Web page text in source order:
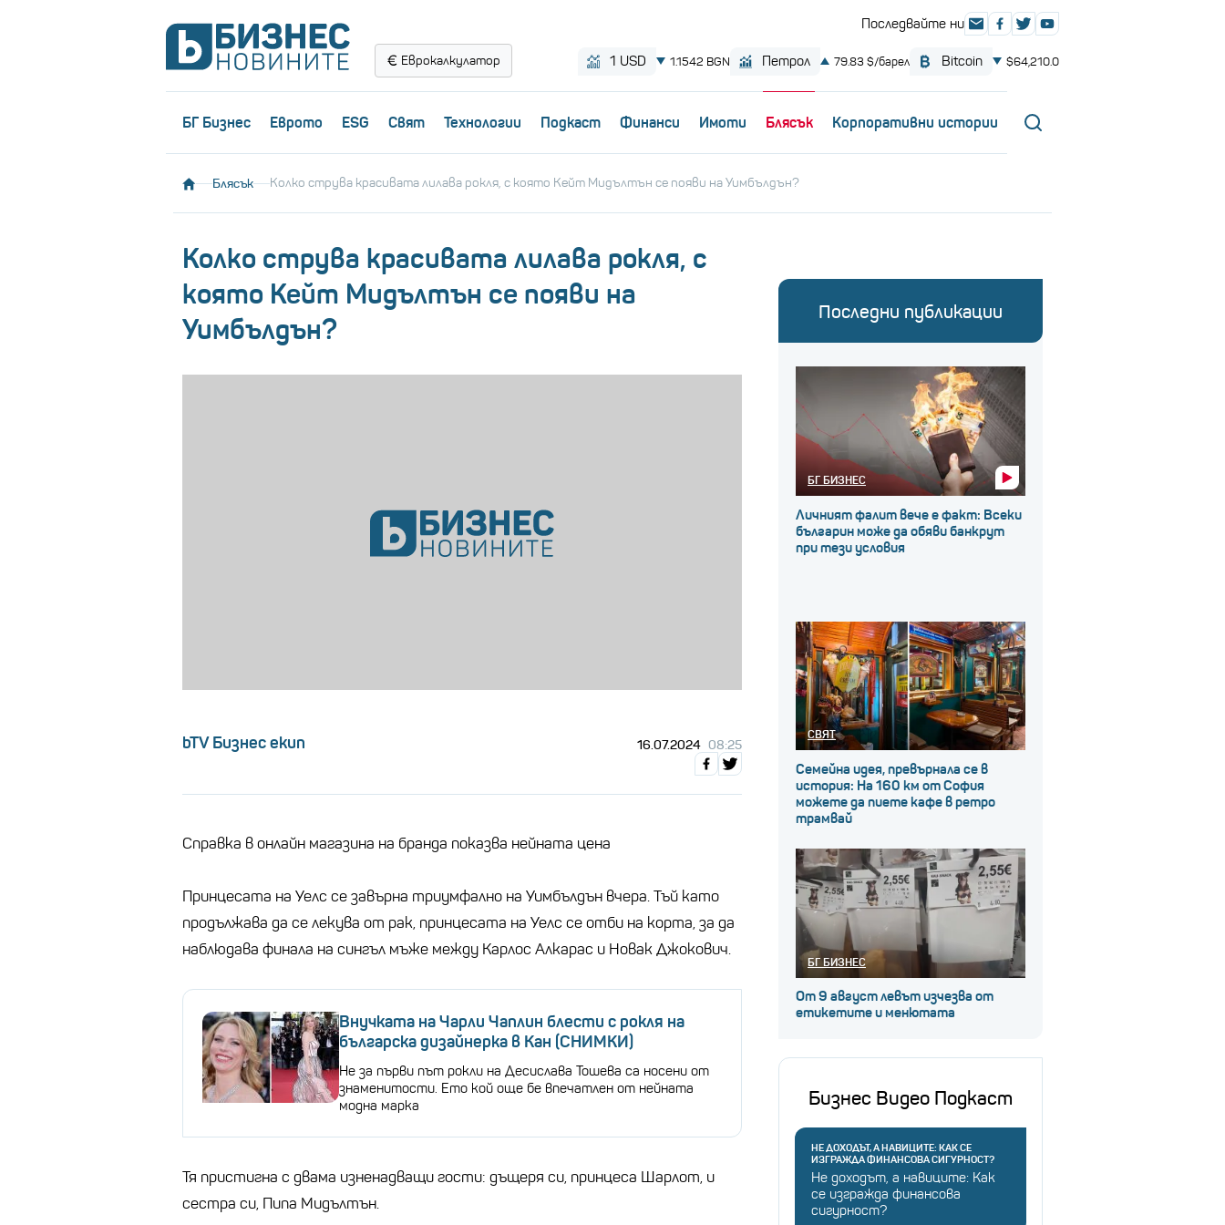
Еврокалкулатор
БГ Бизнес Еврото ESG Свят Технологии Пoдкаст Финанси Имоти Блясък Корпоративни истории
Блясък Колко струва красивата лилава рокля, с която Кейт Мидълтън се появи на Уимбълдън?
Колко струва красивата лилава рокля, с
която Кейт Мидълтън се появи на
Уимбълдън?
bTV Бизнес екип 16.07.2024 08:25
Справка в онлайн магазина на бранда показва нейната цена
Принцесата на Уелс се завърна триумфално на Уимбълдън вчера. Тъй като
продължава да се лекува от рак, принцесата на Уелс се отби на корта, за да
наблюдава финала на сингъл мъже между Карлос Алкарас и Новак Джокович.
Внучката на Чарли Чаплин блести с рокля на
българска дизайнерка в Кан (СНИМКИ)
Не за първи път рокли на Десислава Тошева са носени от
знаменитости. Ето кой още бе впечатлен от нейната
модна марка
Тя пристигна с двама изненадващи гости: дъщеря си, принцеса Шарлот, и
сестра си, Пипа Мидълтън.
Последни публикации
БГ БИЗНЕС
Личният фалит вече е факт: Всеки
българин може да обяви банкрут
при тези условия
СВЯТ
Семейна идея, превърнала се в
история: На 160 км от София
можете да пиете кафе в ретро
трамвай
БГ БИЗНЕС
От 9 август левът изчезва от
етикетите и менютата
Бизнес Видео Подкаст
НЕ ДОХОДЪТ, А НАВИЦИТЕ: КАК СЕ
ИЗГРАЖДА ФИНАНСОВА СИГУРНОСТ?
Не доходът, а навиците: Как
се изгражда финансова
сигурност?